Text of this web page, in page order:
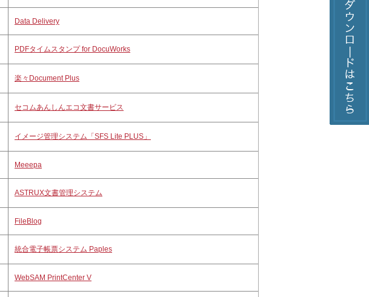
Data Delivery
PDFタイムスタンプ for DocuWorks
楽々Document Plus
セコムあんしんエコ文書サービス
イメージ管理システム「SFS Lite PLUS」
Meeepa
ASTRUX文書管理システム
FileBlog
統合電子帳票システム Paples
WebSAM PrintCenter V